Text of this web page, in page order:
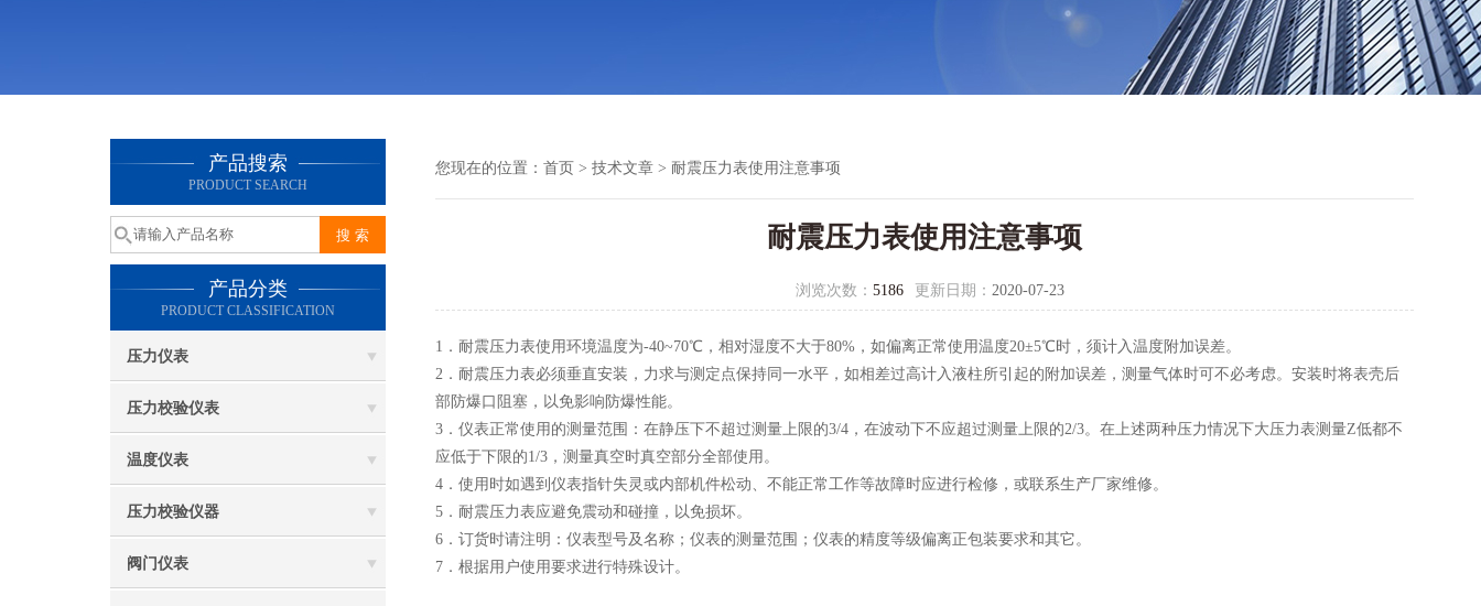
产品搜索
PRODUCT SEARCH
产品分类
PRODUCT CLASSIFICATION
压力仪表
压力校验仪表
温度仪表
压力校验仪器
阀门仪表
您现在的位置： 首页 > 技术文章 > 耐震压力表使用注意事项
耐震压力表使用注意事项
浏览次数： 5186 更新日期： 2020-07-23
1．耐震压力表使用环境温度为-40~70℃，相对湿度不大于80%，如偏离正常使用温度20±5℃时，须计入温度附加误差。
2．耐震压力表必须垂直安装，力求与测定点保持同一水平，如相差过高计入液柱所引起的附加误差，测量气体时可不必考虑。安装时将表壳后
部防爆口阻塞，以免影响防爆性能。
3．仪表正常使用的测量范围：在静压下不超过测量上限的3/4，在波动下不应超过测量上限的2/3。在上述两种压力情况下大压力表测量Z低都不
应低于下限的1/3，测量真空时真空部分全部使用。
4．使用时如遇到仪表指针失灵或内部机件松动、不能正常工作等故障时应进行检修，或联系生产厂家维修。
5．耐震压力表应避免震动和碰撞，以免损坏。
6．订货时请注明：仪表型号及名称；仪表的测量范围；仪表的精度等级偏离正包装要求和其它。
7．根据用户使用要求进行特殊设计。